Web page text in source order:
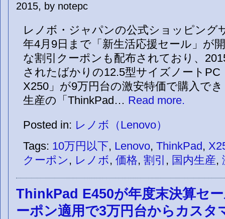
2015, by notepc
レノボ・ジャパンの公式ショッピング
年4月9日まで「新生活応援セール」が
な割引クーポンも配布されており、
されたばかりの12.5型サイズノートPC
X250」が9万円台の激安特価で購入で
生産の「ThinkPad… Read more.
Posted in: レノボ（Lenovo）
Tags: 10万円以下, Lenovo, ThinkPad ,
クーポン , レノボ, 価格, 割引 , 国内生産,
ThinkPad E450が年度末決算セ
ーポン適用で3万円台からカスタ